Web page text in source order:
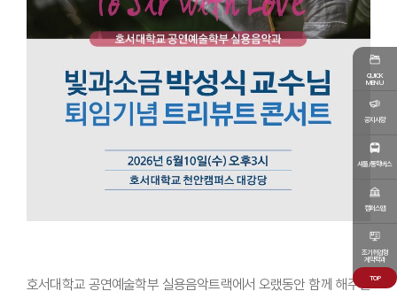
QUICK
MENU
공지사항
셔틀/통학버스
캠퍼스맵
조기취업형
계약학과
TOP
호서대학교 공연예술학부 실용음악트랙에서 오랬동안 함께 해주신